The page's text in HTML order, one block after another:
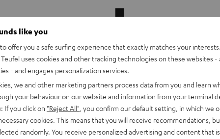
HDMI Kit
TV, Monitor & Beamer
System
6
THX
Schwarz
beiden System 6 THX Subwoofer
CHF 299,
like you
offer you a safe surfing experience that exactly matches your
uses cookies and other tracking technologies on these websites -
- and engages personalization services.
we and other marketing partners process data from you and learn
your behaviour on our website and information from your terminal
If you click on "Reject All" , you confirm our default setting, in which we
cookies. This means that you will receive recommendations,
randomly. You receive personalized advertising and content that